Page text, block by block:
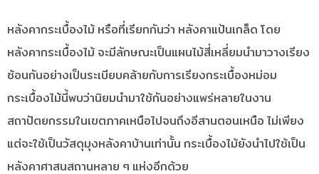
หลังคากระเบื้องไม้ หรือที่เรียกกันว่า หลังคาแป้นเกล็ด โดย
หลังคากระเบื้องไม้ จะมีลักษณะเป็นแผนไม้สี่เหลี่ยมนำมาวางเรียง
ซ้อนกันอย่างเป็นระเบียบคล้ายกับการเรียงกระเบื้องหม่อม
กระเบื้องไม้นี้พบว่านิยมนำมาใช้กันอย่างแพร่หลายในงาน
สถาปัตยกรรมในเขตภาคเหนือไปจนถึงอีสานตอนเหนือ ไม่เพียง
แต่จะใช้เป็นวัสดุมุงหลังคาบ้านเท่านั้น กระเบื้องไม้ยังนำไปใช้เป็น
หลังคาศาสนสถานหลาย ๆ แห่งอีกด้วย